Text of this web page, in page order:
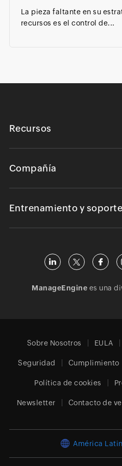
La pieza faltante en su
recursos es el control de...
Recursos
Compañía
Entrenamiento y soporte
ManageEngine es una
Sobre Nosotros EULA
Seguridad Cumplimiento
Política de cookies
Newsletter Contacto de
América